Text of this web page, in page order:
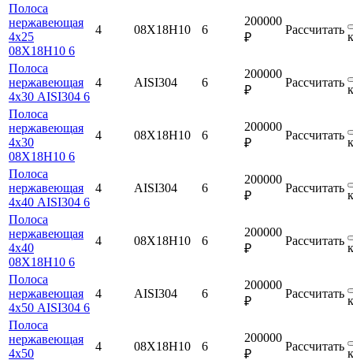
Полоса
нержавеющая
4х25
08Х18Н10 6
4 08Х18Н10 6
200000
₽
Рассчитать
Полоса
нержавеющая
4х30 AISI304 6
4 AISI304 6
200000
₽
Рассчитать
Полоса
нержавеющая
4х30
08Х18Н10 6
4 08Х18Н10 6
200000
₽
Рассчитать
Полоса
нержавеющая
4х40 AISI304 6
4 AISI304 6
200000
₽
Рассчитать
Полоса
нержавеющая
4х40
08Х18Н10 6
4 08Х18Н10 6
200000
₽
Рассчитать
Полоса
нержавеющая
4х50 AISI304 6
4 AISI304 6
200000
₽
Рассчитать
Полоса
нержавеющая
4х50
4 08Х18Н10 6
200000
₽
Рассчитать